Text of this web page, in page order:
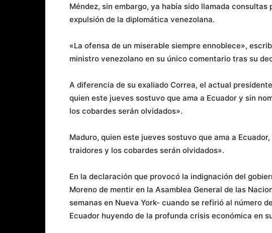
Méndez, sin embargo, ya había sido llamada
expulsión de la diplomática venezolana.
«La ofensa de un miserable siempre ennoblece»,
ministro venezolano en su único comentario tras su
A diferencia de su exaliado Correa, el actual
quien este jueves sostuvo que ama a Ecuador y sin
los cobardes serán olvidados».
Maduro, quien este jueves sostuvo que ama a
traidores y los cobardes serán olvidados».
En la declaración que provocó la indignación del
Moreno de mentir en la Asamblea General de las
semanas en Nueva York- cuando se refirió al número
Ecuador huyendo de la profunda crisis económica en